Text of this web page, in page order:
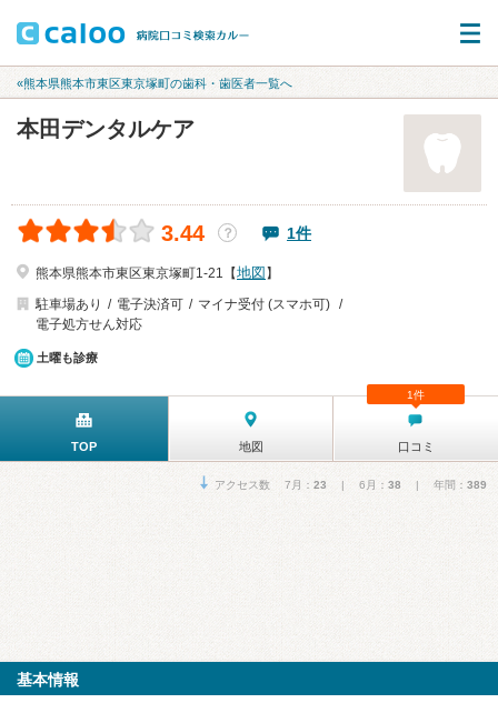
«熊本県熊本市東区東京塚町の歯科・歯医者一覧へ
本田デンタルケア
3.44 ？ 1件
熊本県熊本市東区東京塚町1-21【地図 】
駐車場あり
電子決済可
マイナ受付 (スマホ可)
電子処方せん対応
土曜も診療
TOP 地図 口コミ
1件
アクセス数 7月： 23 | 6月： 38 | 年間： 389
基本情報